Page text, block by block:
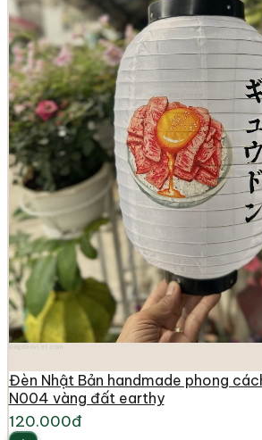
Đèn Nhật Bản handmade phong
N004 vàng đất earthy
120.000đ